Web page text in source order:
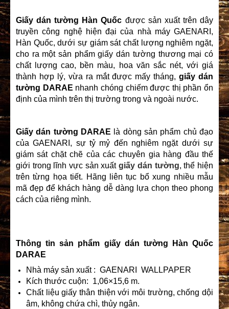
Giấy dán tường Hàn Quốc được sản xuất trên dây
truyền công nghệ hiện đại của nhà máy GAENARI,
Hàn Quốc, dưới sự giám sát chất lượng nghiêm ngặt,
cho ra một sản phẩm giấy dán tường thương mại có
chất lượng cao, bền màu, hoa văn sắc nét, với giá
thành hợp lý, vừa ra mắt được mấy tháng,giấy dán
tường DARAE nhanh chóng chiếm được thị phần ổn
định của mình trên thị trường trong và ngoài nước.
Giấy dán tường DARAE là dòng sản phẩm chủ đạo
của GAENARI, sự tỷ mỷ đến nghiêm ngặt dưới sự
giám sát chặt chẽ của các chuyên gia hàng đầu thế
giới trong lĩnh vực sản xuấtgiấy dán tường, thể hiện
trên từng họa tiết. Hãng liên tục bổ xung nhiều mẫu
mã đẹp để khách hàng dễ dàng lựa chọn theo phong
cách của riêng mình.
Thông tin sản phẩm giấy dán tường Hàn Quốc
DARAE
Nhà máy sản xuất : GAENARI WALLPAPER
Kích thước cuộn: 1,06×15,6 m.
Chất liệu giấy thân thiện với môi trường, chống dội
âm, không chứa chì, thủy ngân.